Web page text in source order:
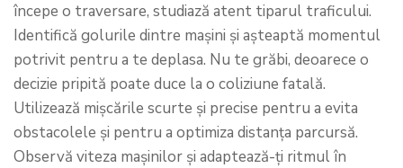
începe o traversare, studiază atent tiparul traficului.
Identifică golurile dintre mașini și așteaptă momentul
potrivit pentru a te deplasa. Nu te grăbi, deoarece o
decizie pripită poate duce la o coliziune fatală.
Utilizează mișcările scurte și precise pentru a evita
obstacolele și pentru a optimiza distanța parcursă.
Observă viteza mașinilor și adaptează-ți ritmul în